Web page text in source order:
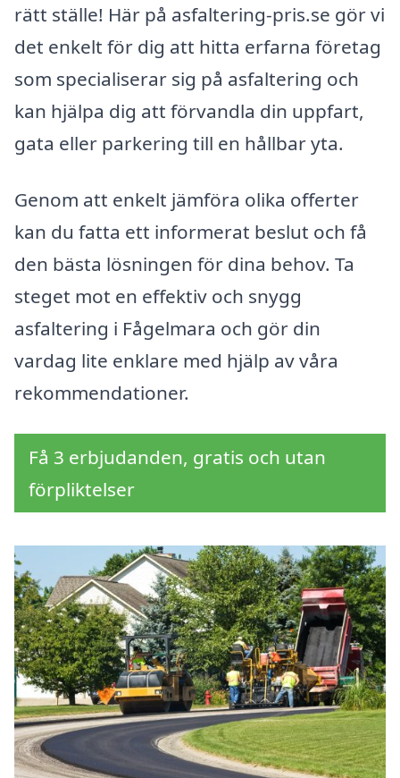
rätt ställe! Här på asfaltering-pris.se gör vi
det enkelt för dig att hitta erfarna företag
som specialiserar sig på asfaltering och
kan hjälpa dig att förvandla din uppfart,
gata eller parkering till en hållbar yta.
Genom att enkelt jämföra olika offerter
kan du fatta ett informerat beslut och få
den bästa lösningen för dina behov. Ta
steget mot en effektiv och snygg
asfaltering i Fågelmara och gör din
vardag lite enklare med hjälp av våra
rekommendationer.
Få 3 erbjudanden, gratis och utan
förpliktelser